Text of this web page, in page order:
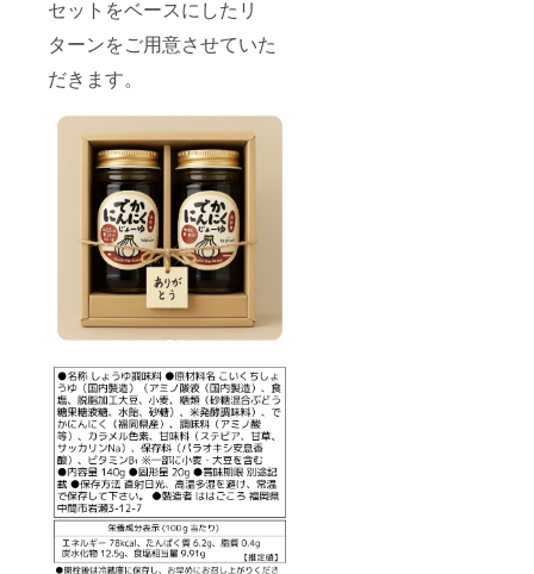
セットをベースにしたリ
ターンをご用意させていた
だきます。